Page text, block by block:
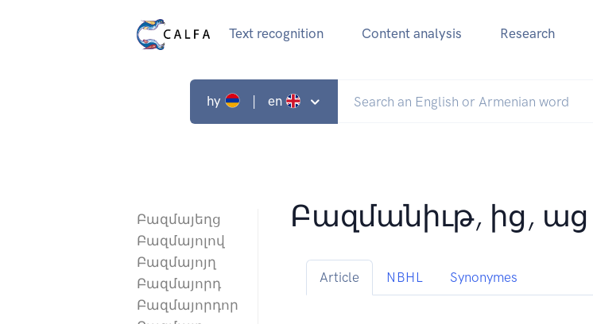
Text recognition Content analysis Research
hy | en
Բազմայեղց
Բազմայոլով
Բազմայոյղ
Բազմայորդ
Բազմայորդոր
Բազմանիւթ, ից, աց
Article NBHL Synonymes